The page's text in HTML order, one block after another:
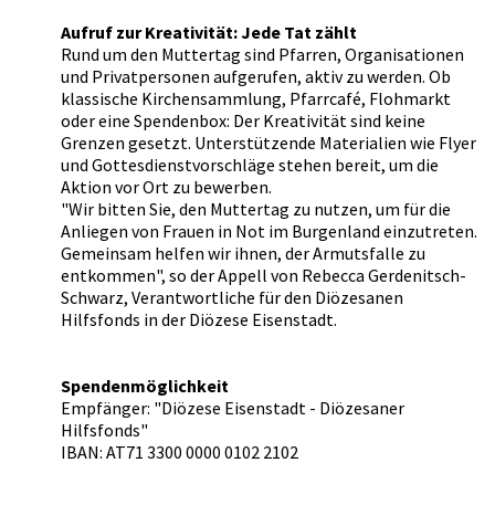
Aufruf zur Kreativität: Jede Tat zählt
Rund um den Muttertag sind Pfarren, Organisationen
und Privatpersonen aufgerufen, aktiv zu werden. Ob
klassische Kirchensammlung, Pfarrcafé, Flohmarkt
oder eine Spendenbox: Der Kreativität sind keine
Grenzen gesetzt. Unterstützende Materialien wie Flyer
und Gottesdienstvorschläge stehen bereit, um die
Aktion vor Ort zu bewerben.
"Wir bitten Sie, den Muttertag zu nutzen, um für die
Anliegen von Frauen in Not im Burgenland einzutreten.
Gemeinsam helfen wir ihnen, der Armutsfalle zu
entkommen", so der Appell von Rebecca Gerdenitsch-
Schwarz, Verantwortliche für den Diözesanen
Hilfsfonds in der Diözese Eisenstadt.
Spendenmöglichkeit
Empfänger: "Diözese Eisenstadt - Diözesaner
Hilfsfonds"
IBAN: AT71 3300 0000 0102 2102